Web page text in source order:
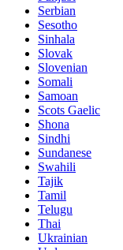
Serbian
Sesotho
Sinhala
Slovak
Slovenian
Somali
Samoan
Scots Gaelic
Shona
Sindhi
Sundanese
Swahili
Tajik
Tamil
Telugu
Thai
Ukrainian